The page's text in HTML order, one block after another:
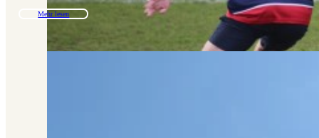
Mehr lesen